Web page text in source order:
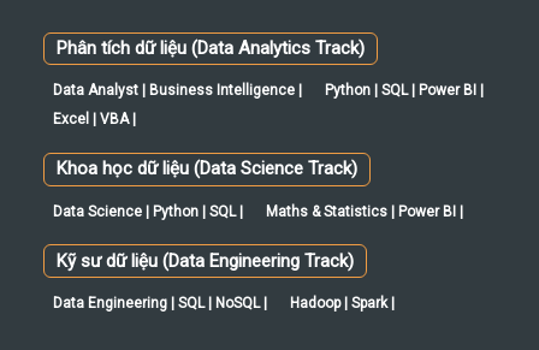
Phân tích dữ liệu (Data Analytics Track)
Data Analyst | Business Intelligence |
Python | SQL | Power BI |
Excel | VBA |
Khoa học dữ liệu (Data Science Track)
Data Science | Python | SQL | Maths & Statistics | Power BI |
Kỹ sư dữ liệu (Data Engineering Track)
Data Engineering | SQL | NoSQL | Hadoop | Spark |